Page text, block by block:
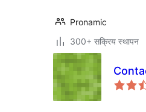
Pronamic
300+ सक्रिय स्थापन